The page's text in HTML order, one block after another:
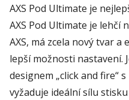
AXS Pod Ultimate je
AXS Pod Ultimate je lehčí
AXS, má zcela nový tvar
lepší možnosti nastavení.
designem „click and fire“
vyžaduje ideální sílu